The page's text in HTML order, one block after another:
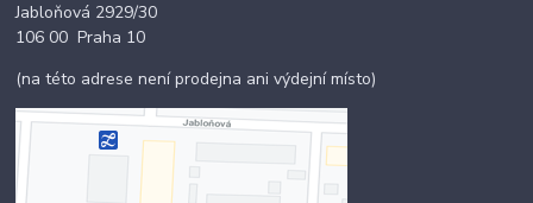
Jabloňová 2929/30
106 00 Praha 10
(na této adrese není prodejna ani výdejní místo)